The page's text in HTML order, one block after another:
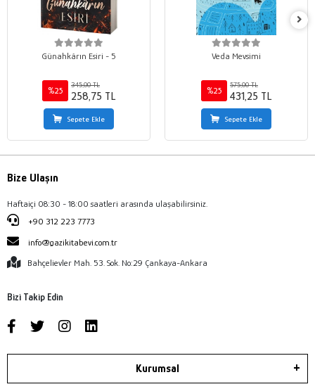
Günahkârın Esiri - 5
%25
345,00 TL
258,75 TL
Sepete Ekle
Veda Mevsimi
%25
575,00 TL
431,25 TL
Sepete Ekle
Bize Ulaşın
Haftaiçi 08:30 - 18:00 saatleri arasında ulaşabilirsiniz.
+90 312 223 7773
info@gazikitabevi.com.tr
Bahçelievler Mah. 53. Sok. No:29 Çankaya-Ankara
Bizi Takip Edin
Kurumsal